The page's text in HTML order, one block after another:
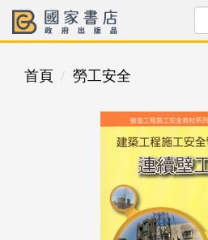
首頁 勞工安全